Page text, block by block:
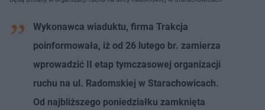
Wykonawca wiaduktu, firma Trakcja
poinformowała, iż od 26 lutego br. zamierza
wprowadzić II etap tymczasowej organizacji
ruchu na ul. Radomskiej w Starachowicach.
Od najbliższego poniedziałku zamknięta